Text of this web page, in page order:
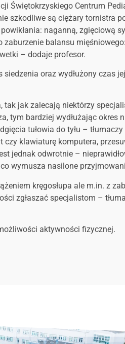
Świętokrzyskiego Centrum
szkodliwe są ciężary tornistra
naganną, zgięciową
zaburzenie balansu
– dodaje profesor.
oraz wydłużony czas
tak jak zalecają niektórzy
tym bardziej wydłużając okres
tułowia do tyłu –
klawiaturę komputera,
jednak odwrotnie –
wymusza nasilone
kręgosłupa ale m.in. z
zgłaszać specjalistom –
aktywności fizycznej.